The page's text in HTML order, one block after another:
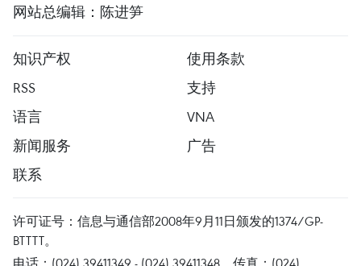
网站总编辑：陈进笋
知识产权
使用条款
RSS
支持
语言
VNA
新闻服务
广告
联系
许可证号：信息与通信部2008年9月11日颁发的1374/GP-
BTTTT。